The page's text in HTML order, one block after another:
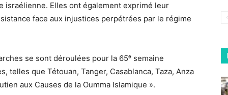
israélienne. Elles ont également exprimé leur
face aux injustices perpétrées par le régime
se sont déroulées pour la 65ᵉ semaine
telles que Tétouan, Tanger, Casablanca, Taza, Anza
aux Causes de la Oumma Islamique ».